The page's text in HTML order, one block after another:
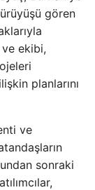
gören
ekibi,
planlarını
ve
sonraki